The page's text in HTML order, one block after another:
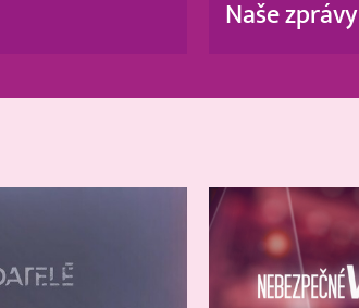
Naše zprávy